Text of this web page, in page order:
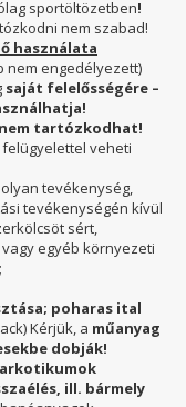
sportöltözetben!
nem szabad!
használata
nem engedélyezett)
saját felelősségére –
nem tartózkodhat!
veheti
tevékenység,
tevékenységén kívül
sért,
egyéb környezeti
poharas ital
Kérjük, a műanyag
dobják!
ill. bármely